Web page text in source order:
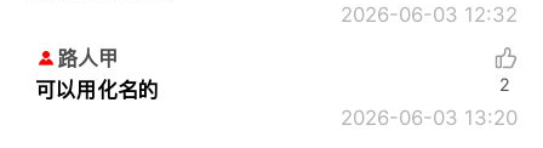
2026-06-03 12:32
路人甲
可以用化名的
2026-06-03 13:20
2